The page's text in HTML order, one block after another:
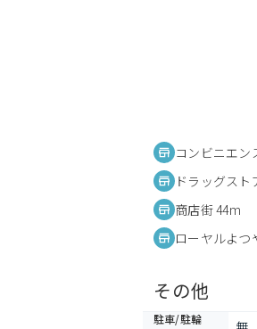
コンビニエン
ドラッグスト
商店街 44m
ローヤルよつ
その他
駐車/駐輪